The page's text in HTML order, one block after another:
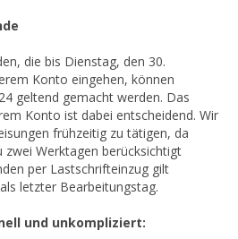
die bis Dienstag, den 30.
Konto eingehen, können
geltend gemacht werden. Das
Konto ist dabei entscheidend. Wir
frühzeitig zu tätigen, da
zwei Werktagen berücksichtigt
per Lastschrifteinzug gilt
letzter Bearbeitungstag.
und unkompliziert: